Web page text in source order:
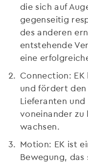
die sich auf
gegenseitig
des anderen
entstehende
eine
Connection: EK
und fördert den
Lieferanten
voneinander zu
wachsen.
Motion: EK ist
Bewegung, das